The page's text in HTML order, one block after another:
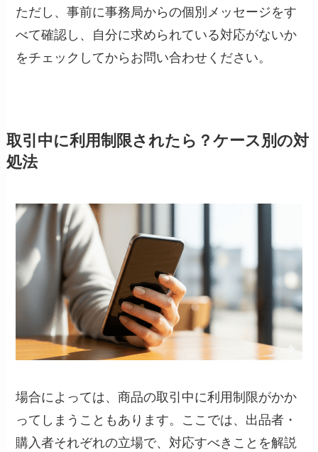
ただし、事前に事務局からの個別メッセージをす
べて確認し、自分に求められている対応がないか
をチェックしてからお問い合わせください。
取引中に利用制限されたら？ケース別の対
処法
場合によっては、商品の取引中に利用制限がかか
ってしまうこともあります。ここでは、出品者・
購入者それぞれの立場で、対応すべきことを解説